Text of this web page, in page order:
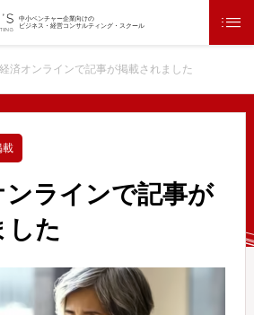
中小ベンチャー企業向けの
ビジネス・経営コンサルティング・スクール
済オンラインで記事が掲載されました
載
ンラインで記事が
した